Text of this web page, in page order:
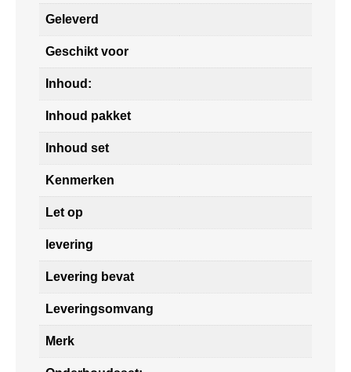
Geleverd
Geschikt voor
Inhoud:
Inhoud pakket
Inhoud set
Kenmerken
Let op
levering
Levering bevat
Leveringsomvang
Merk